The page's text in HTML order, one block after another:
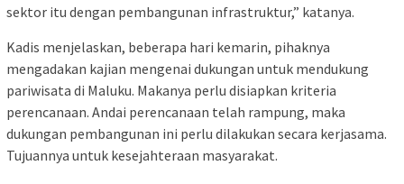
sektor itu dengan pembangunan infrastruktur,” katanya.
Kadis menjelaskan, beberapa hari kemarin, pihaknya
mengadakan kajian mengenai dukungan untuk mendukung
pariwisata di Maluku. Makanya perlu disiapkan kriteria
perencanaan. Andai perencanaan telah rampung, maka
dukungan pembangunan ini perlu dilakukan secara kerjasama.
Tujuannya untuk kesejahteraan masyarakat.